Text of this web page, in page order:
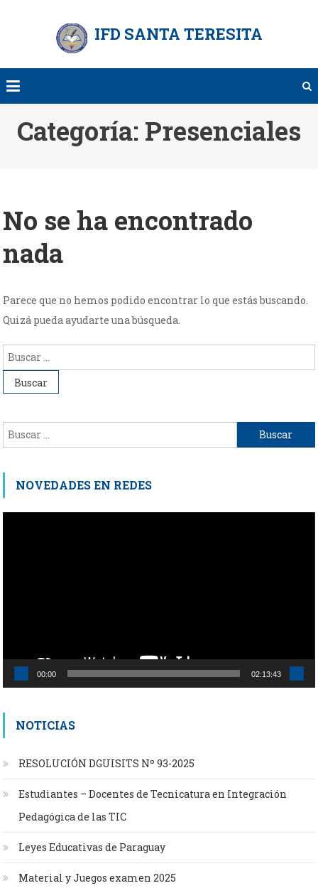
IFD SANTA TERESITA
Categoría: Presenciales
No se ha encontrado
nada
Parece que no hemos podido encontrar lo que estás buscando.
Quizá pueda ayudarte una búsqueda.
Buscar:
Buscar:
NOVEDADES EN REDES
00:00 02:13:43
NOTICIAS
RESOLUCIÓN DGUISITS Nº 93-2025
Estudiantes – Docentes de Tecnicatura en Integración
Pedagógica de las TIC
Leyes Educativas de Paraguay
Material y Juegos examen 2025